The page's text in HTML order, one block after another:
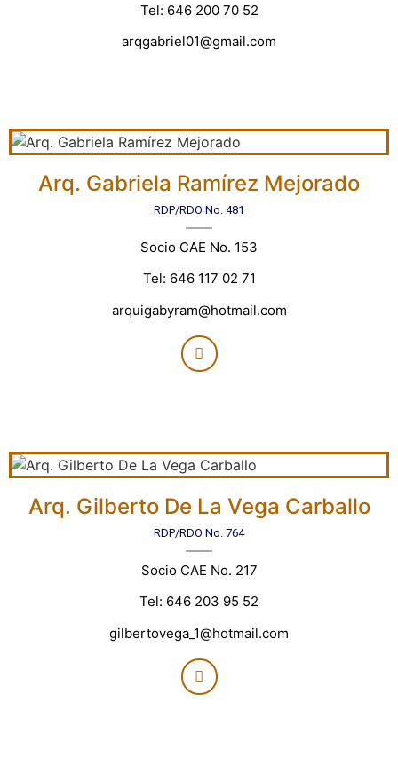
Tel: 646 200 70 52
arqgabriel01@gmail.com
Arq. Gabriela Ramírez Mejorado
RDP/RDO No. 481
Socio CAE No. 153
Tel: 646 117 02 71
arquigabyram@hotmail.com
Arq. Gilberto De La Vega Carballo
RDP/RDO No. 764
Socio CAE No. 217
Tel: 646 203 95 52
gilbertovega_1@hotmail.com